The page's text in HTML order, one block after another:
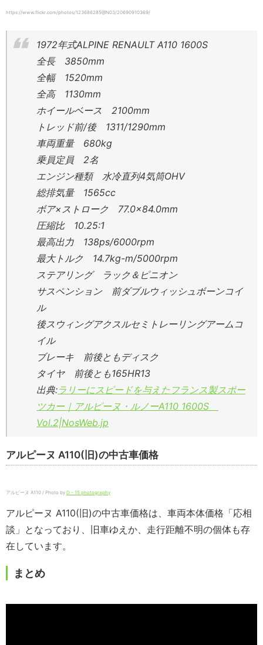
https://www.flickr.com/photos/123686285@N03/20690910369/
1972年式ALPINE RENAULT A110 1600S
全長 3850mm
全幅 1520mm
全高 1130mm
ホイールベース 2100mm
トレッド前/後 1311/1290mm
車両重量 680kg
乗員定員 2名
エンジン種類 水冷直列4気筒OHV
総排気量 1565cc
ボア×ストローク 77.0×84.0mm
圧縮比 10.25:1
最高出力 138ps/6000rpm
最大トルク 14.7kg-m/5000rpm
ステアリング ラック＆ピニオン
サスペンション 前ダブルウィッシュボーンコイ
ル
後スウィングアクスルセミトレーリングアームコ
イル
ブレーキ 前後ともディスク
タイヤ 前後とも165HR13
出典:ラリーにスピードを与えたフランス製スポー
ツカー｜アルピーヌ・ルノーA110 1600S
Vol.2|NosWeb.jp
アルピーヌ A110(旧)の中古車価格
アルピーヌ A110 / Photo by D – 15 photography
アルピーヌ A110(旧)の中古車価格は、車両本体価格「応相
談」となっており、旧車ゆえか、走行距離不明の個体も存
在しています。
まとめ